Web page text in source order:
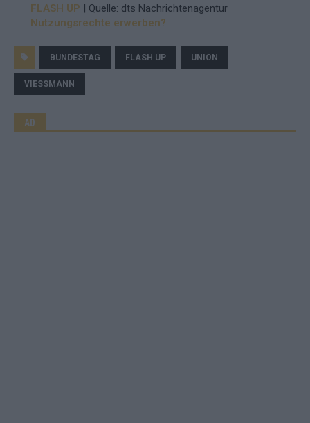
FLASH UP | Quelle: dts Nachrichtenagentur
Nutzungsrechte erwerben?
BUNDESTAG FLASH UP UNION
VIESSMANN
AD